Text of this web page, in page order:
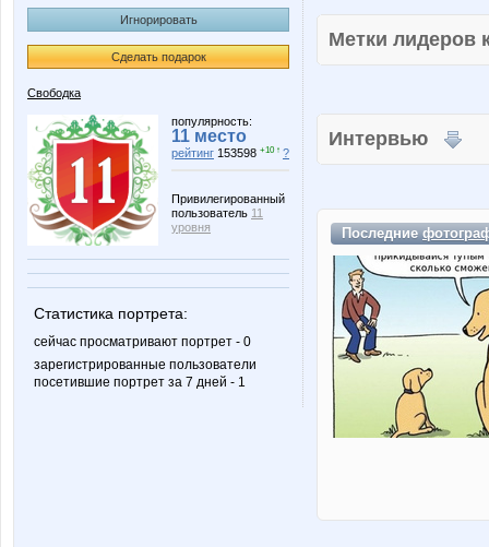
Игнорировать
Сделать подарок
Свободка
популярность:
11 место
рейтинг 153598 +10 ↑ ?
Привилегированный
пользователь 11
уровня
Статистика портрета:
сейчас просматривают портрет - 0
зарегистрированные пользователи
посетившие портрет за 7 дней - 1
Метки
Интервью
Последние